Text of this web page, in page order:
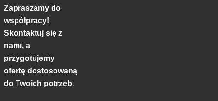
Zapraszamy do
współpracy!
Skontaktuj się z
nami, a
przygotujemy
ofertę dostosowaną
do Twoich potrzeb.